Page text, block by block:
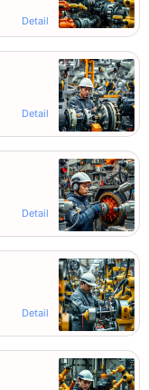
Detail
Detail
Detail
Detail